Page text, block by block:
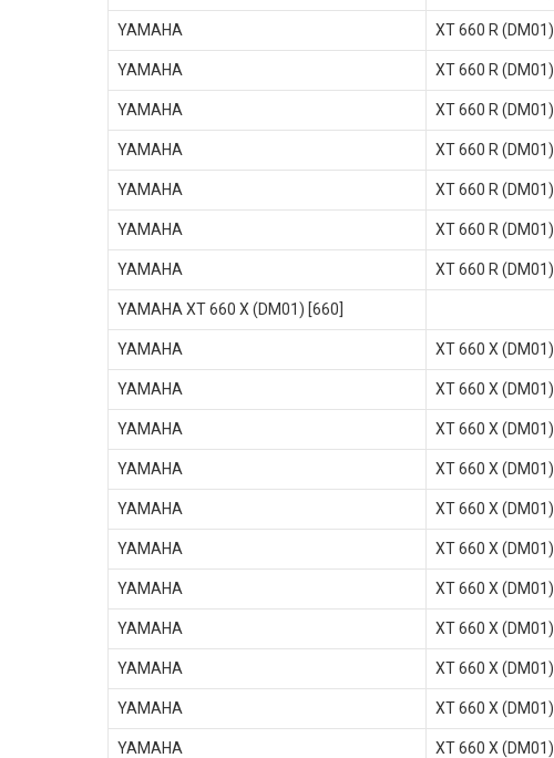
YAMAHA XT 660 R (DM01)
YAMAHA XT 660 R (DM01)
YAMAHA XT 660 R (DM01)
YAMAHA XT 660 R (DM01)
YAMAHA XT 660 R (DM01)
YAMAHA XT 660 R (DM01)
YAMAHA XT 660 R (DM01)
YAMAHA XT 660 X (DM01) [660]
YAMAHA XT 660 X (DM01)
YAMAHA XT 660 X (DM01)
YAMAHA XT 660 X (DM01)
YAMAHA XT 660 X (DM01)
YAMAHA XT 660 X (DM01)
YAMAHA XT 660 X (DM01)
YAMAHA XT 660 X (DM01)
YAMAHA XT 660 X (DM01)
YAMAHA XT 660 X (DM01)
YAMAHA XT 660 X (DM01)
YAMAHA XT 660 X (DM01)